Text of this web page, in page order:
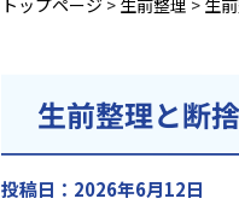
生前整理と断
投稿日：2026年6月12日